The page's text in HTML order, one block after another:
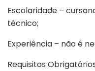
Escolaridade –
técnico;
Experiência – não é
Requisitos